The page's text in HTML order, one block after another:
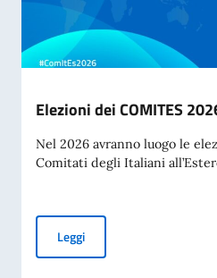
Elezioni dei COMITES
Nel 2026 avranno luogo le
Comitati degli Italiani
LeggiElezioni dei COMITES